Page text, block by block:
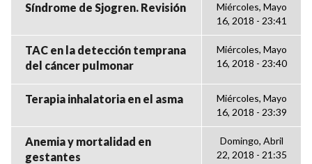
Síndrome de Sjogren. Revisión
Miércoles, Mayo
16, 2018 - 23:41
TAC en la detección temprana
del cáncer pulmonar
Miércoles, Mayo
16, 2018 - 23:40
Terapia inhalatoria en el asma
Miércoles, Mayo
16, 2018 - 23:39
Anemia y mortalidad en
gestantes
Domingo, Abril
22, 2018 - 21:35